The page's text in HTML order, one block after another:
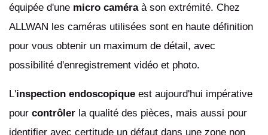
équipée d'une micro caméraà son extrémité. Chez
ALLWAN les caméras utilisées sont en haute définition
pour vous obtenir un maximum de détail, avec
possibilité d'enregistrement vidéo et photo.
L'inspection endoscopique est aujourd'hui impérative
pour contrôler la qualité des pièces, mais aussi pour
identifier avec certitude un défaut dans une zone non